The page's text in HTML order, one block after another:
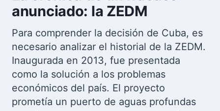
anunciado: la ZEDM
Para comprender la decisión de Cuba, es
necesario analizar el historial de la ZEDM.
Inaugurada en 2013, fue presentada
como la solución a los problemas
económicos del país. El proyecto
prometía un puerto de aguas profundas